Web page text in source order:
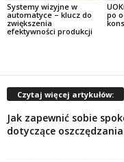
Systemy wizyjne w
automatyce – klucz do
zwiększenia
efektywności produkcji
po
Czytaj więcej artykułów:
Jak zapewnić sobie
dotyczące